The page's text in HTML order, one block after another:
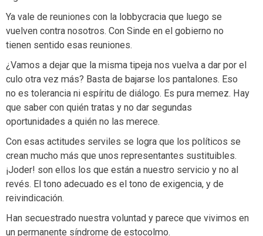
Ya vale de reuniones con la lobbycracia que luego se
vuelven contra nosotros. Con Sinde en el gobierno no
tienen sentido esas reuniones.
¿Vamos a dejar que la misma tipeja nos vuelva a dar por el
culo otra vez más? Basta de bajarse los pantalones. Eso
no es tolerancia ni espíritu de diálogo. Es pura memez. Hay
que saber con quién tratas y no dar segundas
oportunidades a quién no las merece.
Con esas actitudes serviles se logra que los políticos se
crean mucho más que unos representantes sustituibles.
¡Joder! son ellos los que están a nuestro servicio y no al
revés. El tono adecuado es el tono de exigencia, y de
reivindicación.
Han secuestrado nuestra voluntad y parece que vivimos en
un permanente síndrome de estocolmo.